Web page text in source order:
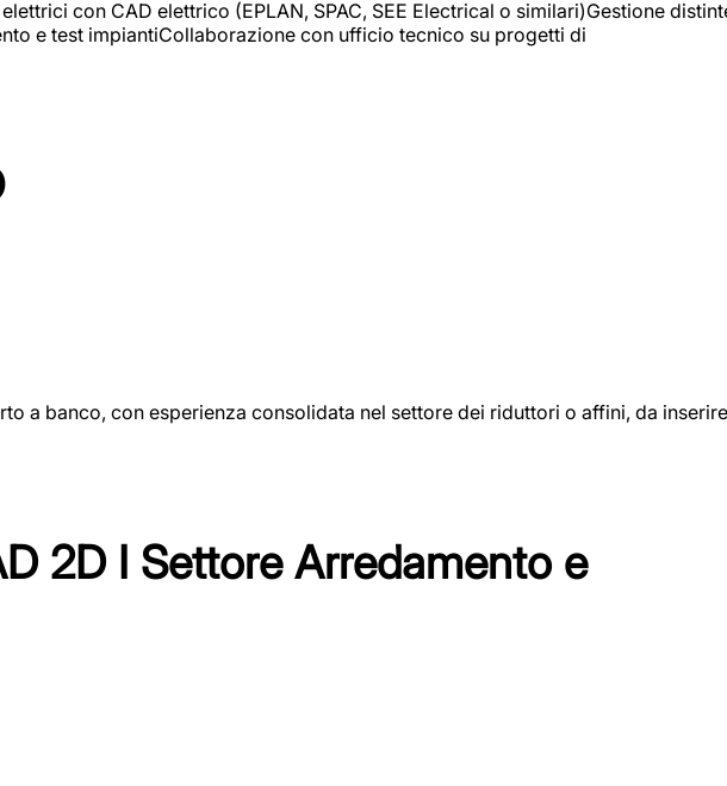
con CAD elettrico (EPLAN, SPAC, SEE Electrical o similari)Gestione
e test impiantiCollaborazione con ufficio tecnico su progetti di
a banco, con esperienza consolidata nel settore dei riduttori o affini, da inserire
2D I Settore Arredamento e